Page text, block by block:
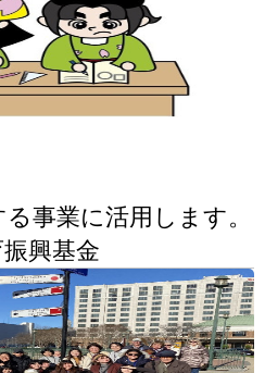
事業に活用します。
興基金